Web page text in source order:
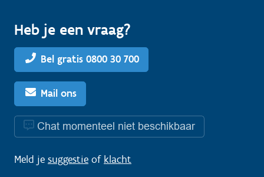
Heb je een vraag?
Bel gratis 0800 30 700
Mail ons
Chat momenteel niet beschikbaar
Meld je suggestie of klacht